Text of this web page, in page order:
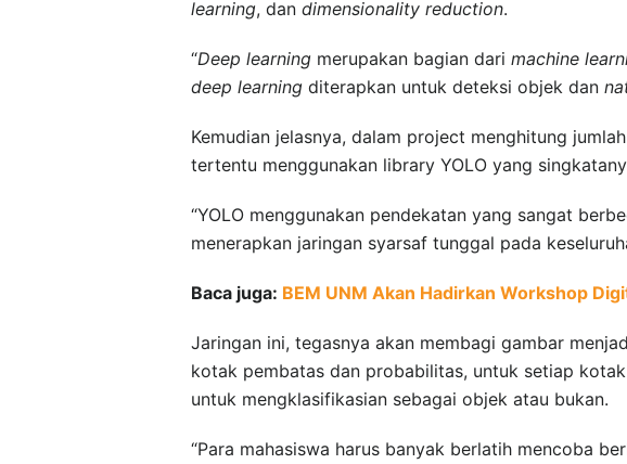
learning, dan dimensionality reduction.
“Deep learning merupakan bagian dari machine
deep learning diterapkan untuk deteksi objek dan
Kemudian jelasnya, dalam project menghitung
tertentu menggunakan library YOLO yang
“YOLO menggunakan pendekatan yang sangat
menerapkan jaringan syarsaf tunggal pada
Baca juga: BEM UNM Akan Hadirkan Workshop
Jaringan ini, tegasnya akan membagi gambar
kotak pembatas dan probabilitas, untuk setiap
untuk mengklasifikasian sebagai objek atau bukan.
“Para mahasiswa harus banyak berlatih mencoba